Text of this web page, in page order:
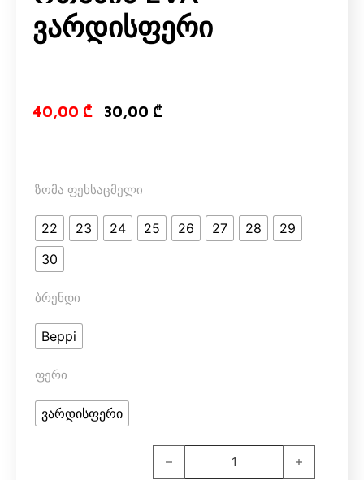
Ვარდისფერი
40,00 ₾ Original price
30,00 ₾Current
ზომა ფეხსაცმელი
22 23 24 25 26 27 28
29
30
ბრენდი
Beppi
ფერი
ვარდისფერი
Beppi 2206010 ფეხსაცმელი